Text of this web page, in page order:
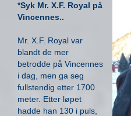
*Syk Mr. X.F. Royal på
Vincennes..
Mr. X.F. Royal var
blandt de mer
betrodde på Vincennes
i dag, men ga seg
fullstendig etter 1700
meter. Etter løpet
hadde han 130 i puls,